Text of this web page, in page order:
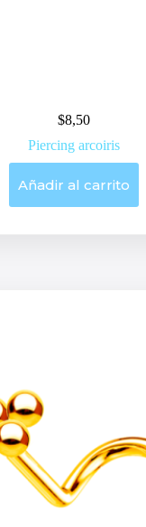
$8,50
Piercing arcoiris
Añadir al carrito